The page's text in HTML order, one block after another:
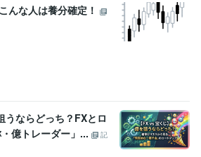
んな人は養分確定！
うならどっち？FXとロ
億トレーダー」...
記